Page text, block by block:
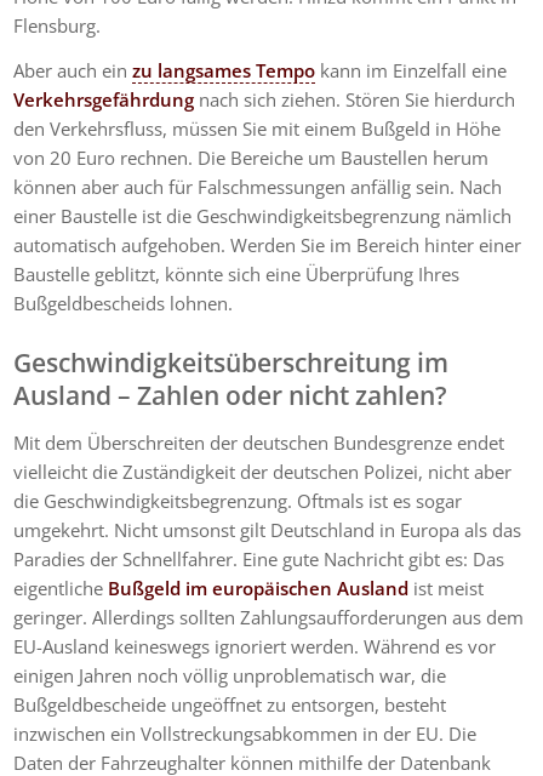
Flensburg.
Aber auch einzu langsames Tempo kann im Einzelfall eine
Verkehrsgefährdung nach sich ziehen. Stören Sie hierdurch
den Verkehrsfluss, müssen Sie mit einem Bußgeld in Höhe
von 20 Euro rechnen. Die Bereiche um Baustellen herum
können aber auch für Falschmessungen anfällig sein. Nach
einer Baustelle ist die Geschwindigkeitsbegrenzung nämlich
automatisch aufgehoben. Werden Sie im Bereich hinter einer
Baustelle geblitzt, könnte sich eine Überprüfung Ihres
Bußgeldbescheids lohnen.
Geschwindigkeitsüberschreitung im
Ausland – Zahlen oder nicht zahlen?
Mit dem Überschreiten der deutschen Bundesgrenze endet
vielleicht die Zuständigkeit der deutschen Polizei, nicht aber
die Geschwindigkeitsbegrenzung. Oftmals ist es sogar
umgekehrt. Nicht umsonst gilt Deutschland in Europa als das
Paradies der Schnellfahrer. Eine gute Nachricht gibt es: Das
eigentliche Bußgeld im europäischen Ausland ist meist
geringer. Allerdings sollten Zahlungsaufforderungen aus dem
EU-Ausland keineswegs ignoriert werden. Während es vor
einigen Jahren noch völlig unproblematisch war, die
Bußgeldbescheide ungeöffnet zu entsorgen, besteht
inzwischen ein Vollstreckungsabkommen in der EU. Die
Daten der Fahrzeughalter können mithilfe der Datenbank